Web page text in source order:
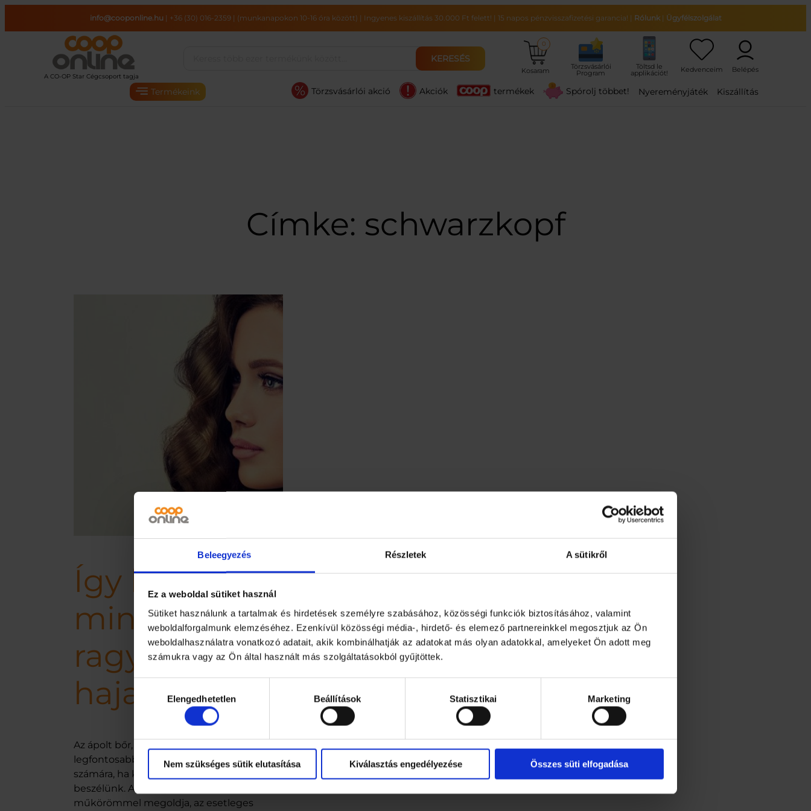
Beleegyezés Részletek A sütikről
Ez a weboldal sütiket használ
Sütiket használunk a tartalmak és hirdetések személyre szabásához, közösségi funkciók biztosításához, valamint
weboldalforgalmunk elemzéséhez. Ezenkívül közösségi média-, hirdető- és elemező partnereinkkel megosztjuk az Ön
weboldalhasználatra vonatkozó adatait, akik kombinálhatják az adatokat más olyan adatokkal, amelyeket Ön adott meg
számukra vagy az Ön által használt más szolgáltatásokból gyűjtöttek.
kiválasztásaElengedhetetlen Beállítások Statisztikai Marketing
Nem szükséges sütik elutasítása Kiválasztás engedélyezése Összes süti elfogadása
tartalomhoz
info@cooponline.hu | +36 (30) 016-2359| (munkanapokon 10-16 óra között) | Ingyenes kiszállítás 30.000 Ft felett! | 15 napos pénzvisszafizetési garancia! | Rólunk| Ügyfélszolgálat
KERESÉS
Kosaram
0
Termékeink Törzsvásárlói akció Akciók termékek Spórolj többet! Nyereményjáték Kiszállítás
Címke: schwarzkopf
Így lesz
mindig
ragyogó a
hajad!
Az ápolt bőr, köröm és haj a három
legfontosabb dolog egy igényes nő
számára, ha külső megjelenésről
beszélünk. A gyenge körmöt a manikűrös
műkörömmel megoldja, az esetleges